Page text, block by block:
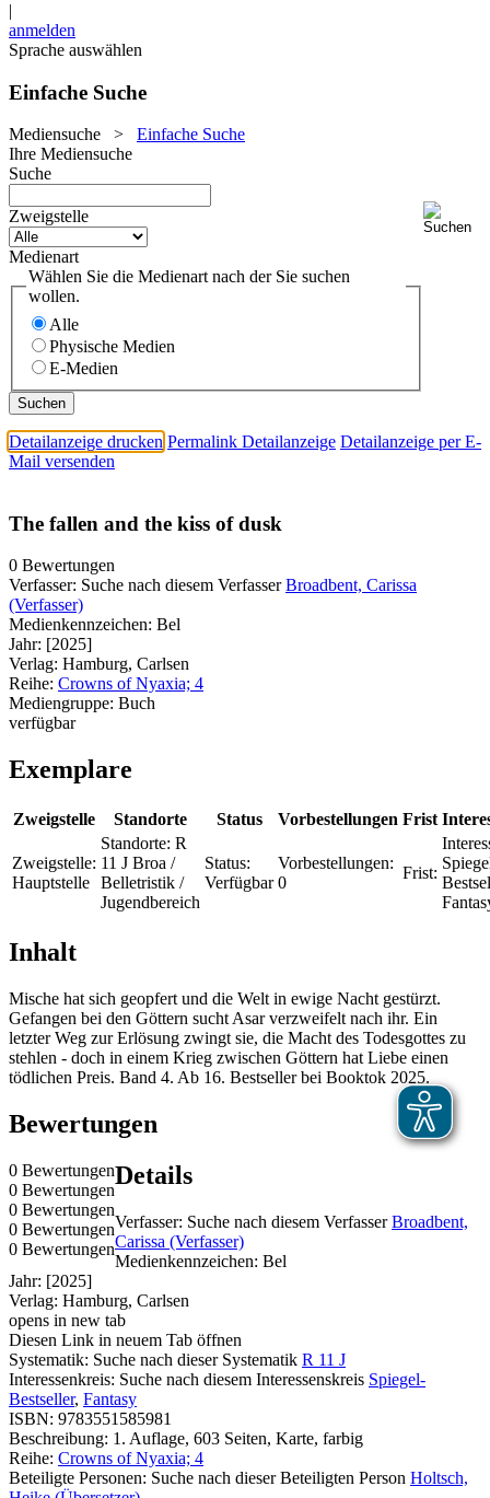
|
anmelden
Sprache auswählen
Einfache Suche
Mediensuche > Einfache Suche
Ihre Mediensuche
Suche
Zweigstelle
Medienart
Wählen Sie die Medienart nach der Sie suchen
wollen.
Alle
Physische Medien
E-Medien
Detailanzeige drucken Permalink Detailanzeige Detailanzeige per E-
Mail versenden
The fallen and the kiss of dusk
0 Bewertungen
Verfasser: Suche nach diesem Verfasser Broadbent, Carissa
(Verfasser)
Medienkennzeichen: Bel
Jahr: [2025]
Verlag: Hamburg, Carlsen
Reihe: Crowns of Nyaxia; 4
Mediengruppe: Buch
verfügbar
Exemplare
Zweigstelle Standorte Status Vorbestellungen Frist
Zweigstelle:
Hauptstelle
Standorte: R
11 J Broa /
Belletristik /
Jugendbereich
Status:
Verfügbar
Vorbestellungen:
0
Frist:
Inhalt
Mische hat sich geopfert und die Welt in ewige Nacht gestürzt.
Gefangen bei den Göttern sucht Asar verzweifelt nach ihr. Ein
letzter Weg zur Erlösung zwingt sie, die Macht des Todesgottes zu
stehlen - doch in einem Krieg zwischen Göttern hat Liebe einen
tödlichen Preis. Band 4. Ab 16. Bestseller bei Booktok 2025.
Bewertungen
0 Bewertungen
0 Bewertungen
0 Bewertungen
0 Bewertungen
0 Bewertungen
Details
Verfasser: Suche nach diesem Verfasser Broadbent,
Carissa (Verfasser)
Medienkennzeichen: Bel
Jahr: [2025]
Verlag: Hamburg, Carlsen
opens in new tab
Diesen Link in neuem Tab öffnen
Systematik: Suche nach dieser Systematik R 11 J
Interessenkreis: Suche nach diesem Interessenskreis Spiegel-
Bestseller, Fantasy
ISBN: 9783551585981
Beschreibung: 1. Auflage, 603 Seiten, Karte, farbig
Reihe: Crowns of Nyaxia; 4
Beteiligte Personen: Suche nach dieser Beteiligten Person Holtsch,